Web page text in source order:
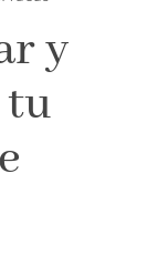
y
tu